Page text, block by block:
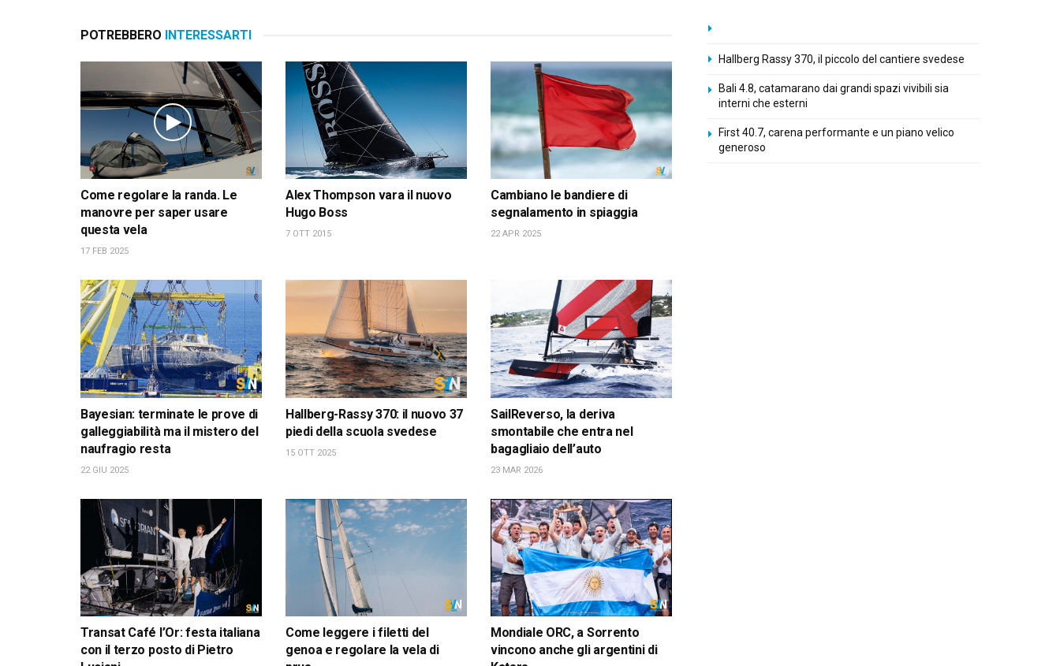
POTREBBERO INTERESSARTI
Come regolare la randa. Le
manovre per saper usare
questa vela
17 FEB 2025
Alex Thompson vara il nuovo
Hugo Boss
7 OTT 2015
Cambiano le bandiere di
segnalamento in spiaggia
22 APR 2025
Bayesian: terminate le prove di
galleggiabilità ma il mistero del
naufragio resta
22 GIU 2025
Hallberg-Rassy 370: il nuovo 37
piedi della scuola svedese
15 OTT 2025
SailReverso, la deriva
smontabile che entra nel
bagagliaio dell’auto
23 MAR 2026
Transat Café l’Or: festa italiana
con il terzo posto di Pietro
Come leggere i filetti del
genoa e regolare la vela di
Mondiale ORC, a Sorrento
vincono anche gli argentini di
Hallberg Rassy 370, il piccolo del cantiere svedese
Bali 4.8, catamarano dai grandi spazi vivibili sia
interni che esterni
First 40.7, carena performante e un piano velico
generoso